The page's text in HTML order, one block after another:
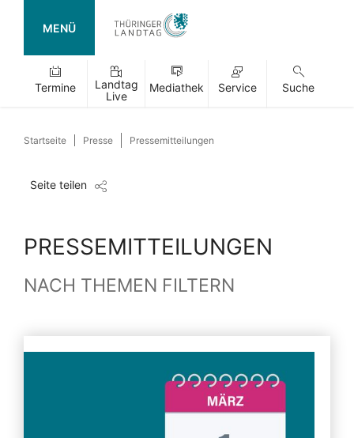
MENÜ
Termine
Landtag
Live
Mediathek Service Suche
Startseite Presse Pressemitteilungen
Seite teilen
PRESSEMITTEILUNGEN
NACH THEMEN FILTERN